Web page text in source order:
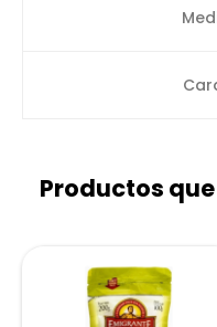
Productos